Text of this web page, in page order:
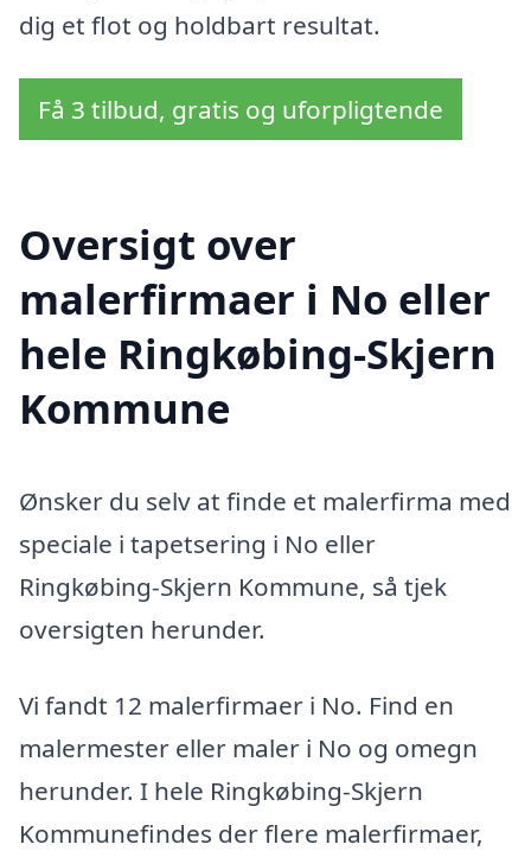
dig et flot og holdbart resultat.
Få 3 tilbud, gratis og uforpligtende
Oversigt over
malerfirmaer i No eller
hele Ringkøbing-Skjern
Kommune
Ønsker du selv at finde et malerfirma med
speciale i tapetsering i No eller
Ringkøbing-Skjern Kommune, så tjek
oversigten herunder.
Vi fandt 12 malerfirmaer i No. Find en
malermester eller maler i No og omegn
herunder. I hele Ringkøbing-Skjern
Kommunefindes der flere malerfirmaer,